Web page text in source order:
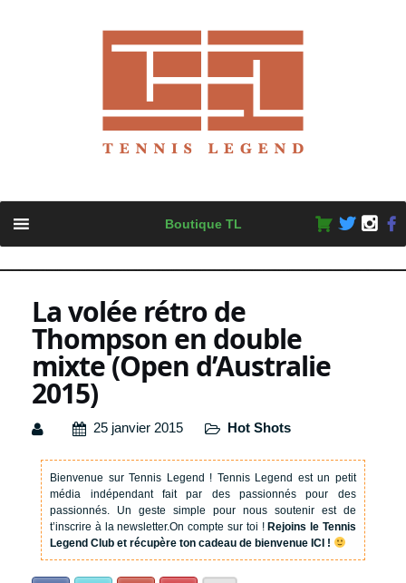
content
Boutique TL
La volée rétro de
Thompson en double
mixte (Open d’Australie
2015)
25 janvier 2015 Hot Shots
Bienvenue sur Tennis Legend ! Tennis Legend est un petit
média indépendant fait par des passionnés pour des
passionnés. Un geste simple pour nous soutenir est de
t’inscrire à la newsletter.On compte sur toi !Rejoins le Tennis
Legend Club et récupère ton cadeau de bienvenue ICI !